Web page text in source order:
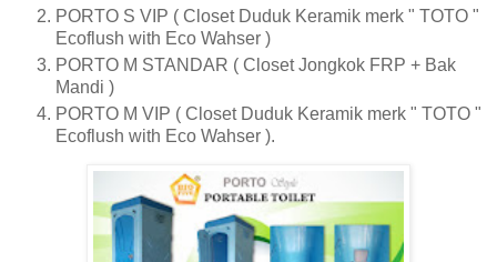
PORTO S VIP ( Closet Duduk Keramik merk " TOTO "
Ecoflush with Eco Wahser )
PORTO M STANDAR ( Closet Jongkok FRP + Bak
Mandi )
PORTO M VIP ( Closet Duduk Keramik merk " TOTO "
Ecoflush with Eco Wahser ).